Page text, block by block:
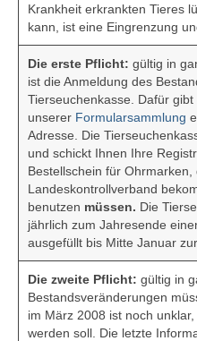
Bestandsregister
Ablammrechner
Links
Formulare
Ohrmarken
Tierärzte
Sponsoren
Krankheit erkrankten Tieres
kann, ist eine Eingrenzung
Die erste Pflicht: gültig in
ist die Anmeldung des
Tierseuchenkasse. Dafür gibt
unserer Formularsammlung
Adresse. Die
und schickt Ihnen Ihre
Bestellschein für Ohrmarken,
Landeskontrollverband
benutzen müssen. Die
jährlich zum Jahresende
ausgefüllt bis Mitte Januar
Die zweite Pflicht: gültig in
Bestandsveränderungen
im März 2008 ist noch
werden soll. Die letzte